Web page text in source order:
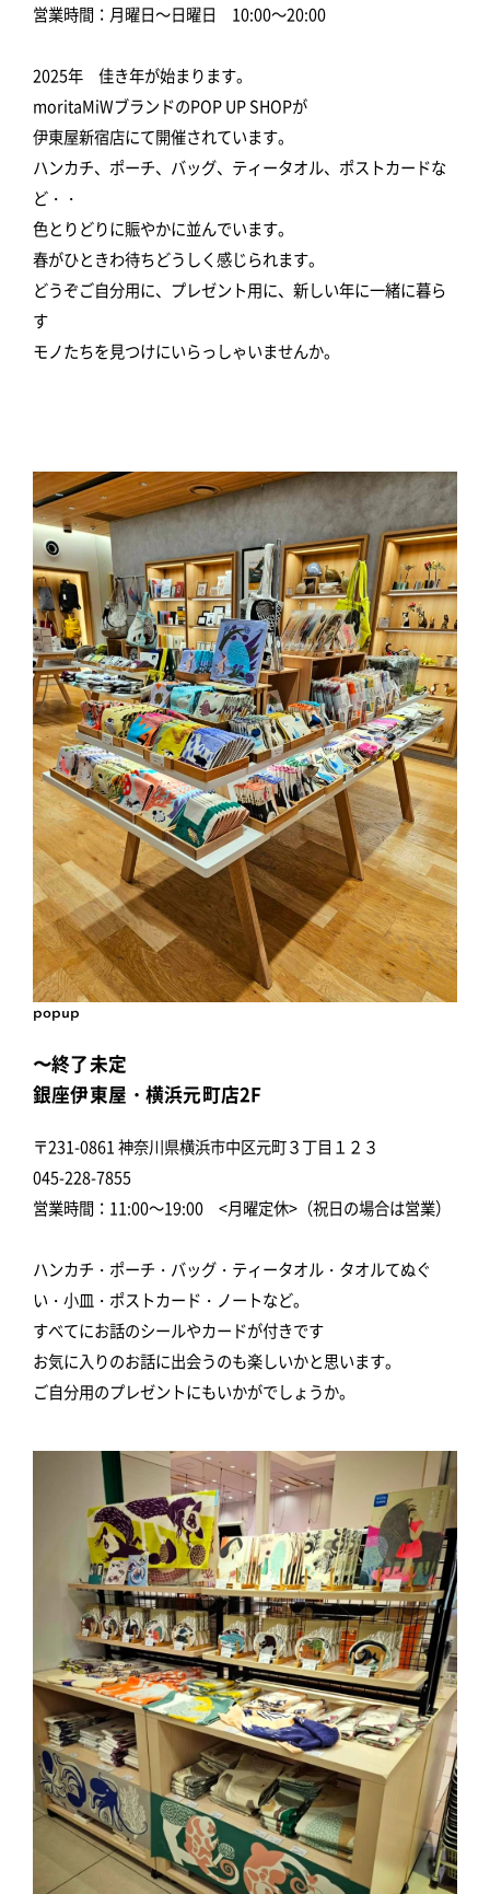
営業時間：月曜日～日曜日 10:00～20:00
2025年 佳き年が始まります。
moritaMiWブランドのPOP UP SHOPが
伊東屋新宿店にて開催されています。
ハンカチ、ポーチ、バッグ、ティータオル、ポストカードな
ど・・
色とりどりに賑やかに並んでいます。
春がひときわ待ちどうしく感じられます。
どうぞご自分用に、プレゼント用に、新しい年に一緒に暮ら
す
モノたちを見つけにいらっしゃいませんか。
popup
〜終了未定
銀座伊東屋・横浜元町店2F
〒231-0861 神奈川県横浜市中区元町３丁目１２３
045-228-7855
営業時間：11:00～19:00 <月曜定休>（祝日の場合は営業）
ハンカチ・ポーチ・バッグ・ティータオル・タオルてぬぐ
い・小皿・ポストカード・ノートなど。
すべてにお話のシールやカードが付きです
お気に入りのお話に出会うのも楽しいかと思います。
ご自分用のプレゼントにもいかがでしょうか。